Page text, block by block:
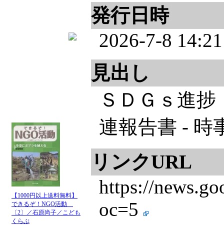
【1000円以上送料無料】
できるぞ！NGO活動
〔2〕／石原尚子／こども
くらぶ
発行日時
2026-7-8 14:21
見出し
ＳＤＧｓ進
連報告書 - 時
リンクURL
https://
oc=5